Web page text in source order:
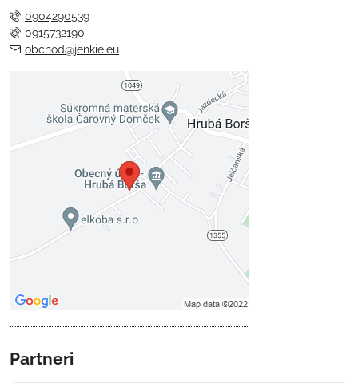
0904290539
0915732190
obchod@jenkie.eu
Externý obsah je blokovaný
Voľbami súkromia
Prajete si načítať externý obsah?
Povoliť tentokrát
Povoliť a zapamätať - súhlas s
Partneri